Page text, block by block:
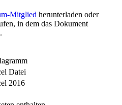
Mitglied herunterladen oder
in dem das Dokument
Datei
2016